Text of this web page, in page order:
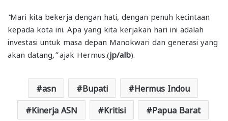
“Mari kita bekerja dengan hati, dengan penuh kecintaan
kepada kota ini. Apa yang kita kerjakan hari ini adalah
investasi untuk masa depan Manokwari dan generasi yang
akan datang ,”ajak Hermus.(jp/alb).
asn Bupati Hermus Indou
Kinerja ASN Kritisi Papua Barat